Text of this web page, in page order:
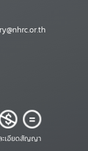
ะเอียดสัญญา